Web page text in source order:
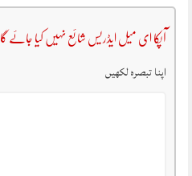
آپکا ای میل ایڈریس شائع نہیں کیا جائے گا
اپنا تبصرہ لکھیں